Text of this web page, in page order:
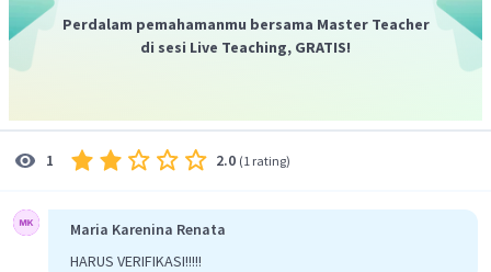
mereka bertiga berlatih bersama untuk pertama kalinya
adalah 60 hari sebelumnya.
Karena 2016 adalah tahun kabisat, maka bulan Februari
2016 jatuh pada tanggal 5 Februari 2016.
Dengan demikian, mereka bertiga berlatih bersama
pertama tanggal 5 februari 2016.
Perdalam pemahamanmu bersama Master Teacher
di sesi Live Teaching, GRATIS!
1 2.0 (1 rating)
Maria Karenina Renata
HARUS VERIFIKASI!!!!!